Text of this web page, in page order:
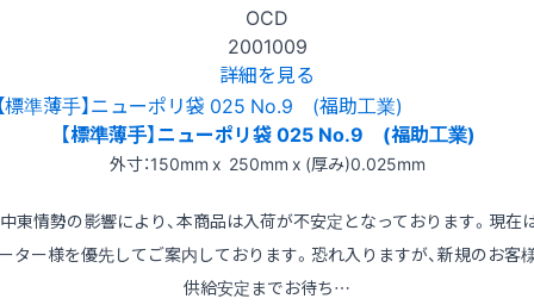
OCD
2001009
詳細を見る
【標準薄手】ニューポリ袋 025 No.9 (福助工業)
外寸：150mm x 250mm x (厚み)0.025mm
東情勢の影響により、本商品は入荷が不安定となっております。現在
ター様を優先してご案内しております。恐れ入りますが、新規のお客
供給安定までお待ち…